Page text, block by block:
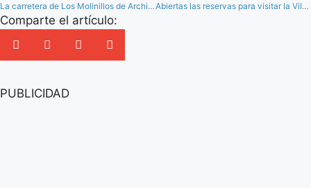
La carretera de Los Molinillos de Archidona, cortada durante un mes por obras de mejora Abiertas las reservas para visitar la Villa Romana de la Estación de Antequera
Comparte el artículo:
PUBLICIDAD